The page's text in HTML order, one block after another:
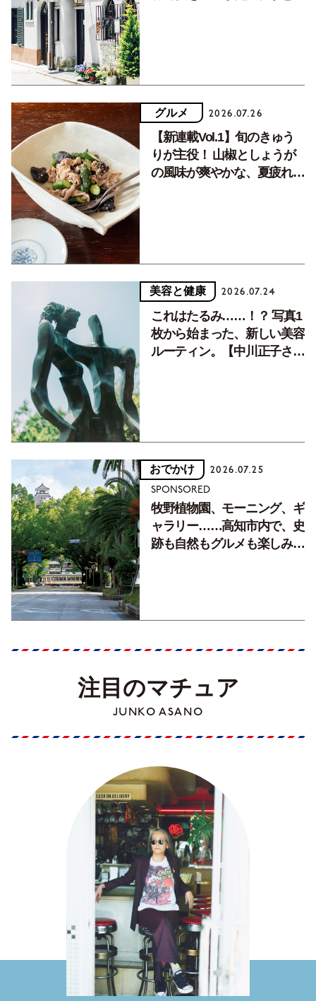
グルメ 2026.07.26
【新連載Vol.1】旬のきゅう
りが主役！ 山椒としょうが
の風味が爽やかな、夏疲れを
美容と健康 2026.07.24
これはたるみ……！？ 写真1
枚から始まった、新しい美容
ルーティン。【中川正子さん
おでかけ 2026.07.25
SPONSORED
牧野植物園、モーニング、ギ
ャラリー……高知市内で、史
跡も自然もグルメも楽しみ尽
注目のマチュア
JUNKO ASANO